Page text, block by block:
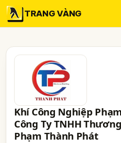
TRANG VÀNG
Khí Công Nghiệp
Công Ty TNHH
Phạm Thành Phát